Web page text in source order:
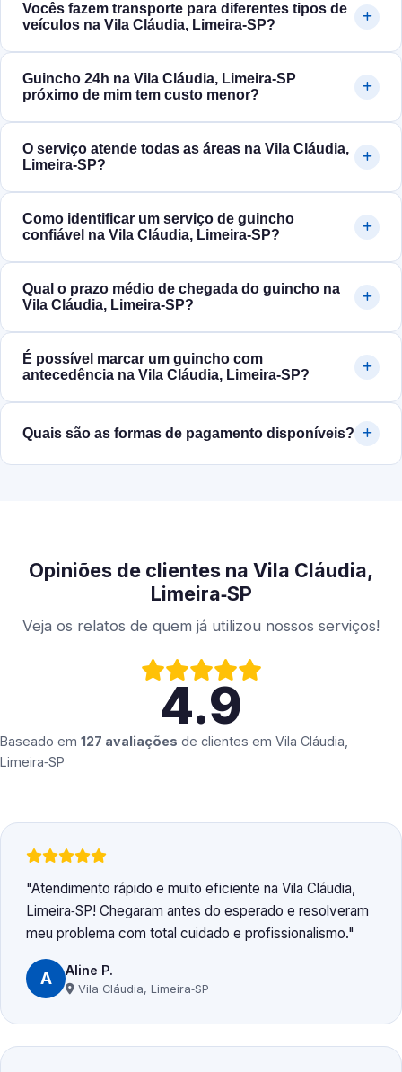
Vocês fazem transporte para diferentes tipos de
veículos na Vila Cláudia, Limeira‑SP?
Guincho 24h na Vila Cláudia, Limeira‑SP
próximo de mim tem custo menor?
O serviço atende todas as áreas na Vila Cláudia,
Limeira‑SP?
Como identificar um serviço de guincho
confiável na Vila Cláudia, Limeira‑SP?
Qual o prazo médio de chegada do guincho na
Vila Cláudia, Limeira‑SP?
É possível marcar um guincho com
antecedência na Vila Cláudia, Limeira‑SP?
Quais são as formas de pagamento disponíveis?
Opiniões de clientes na Vila Cláudia,
Limeira‑SP
Veja os relatos de quem já utilizou nossos serviços!
4.9
Baseado em 127 avaliações de clientes em Vila Cláudia,
Limeira‑SP
Atendimento rápido e muito eficiente na Vila Cláudia,
Limeira‑SP! Chegaram antes do esperado e resolveram
meu problema com total cuidado e profissionalismo.
A Aline P.
Vila Cláudia, Limeira‑SP